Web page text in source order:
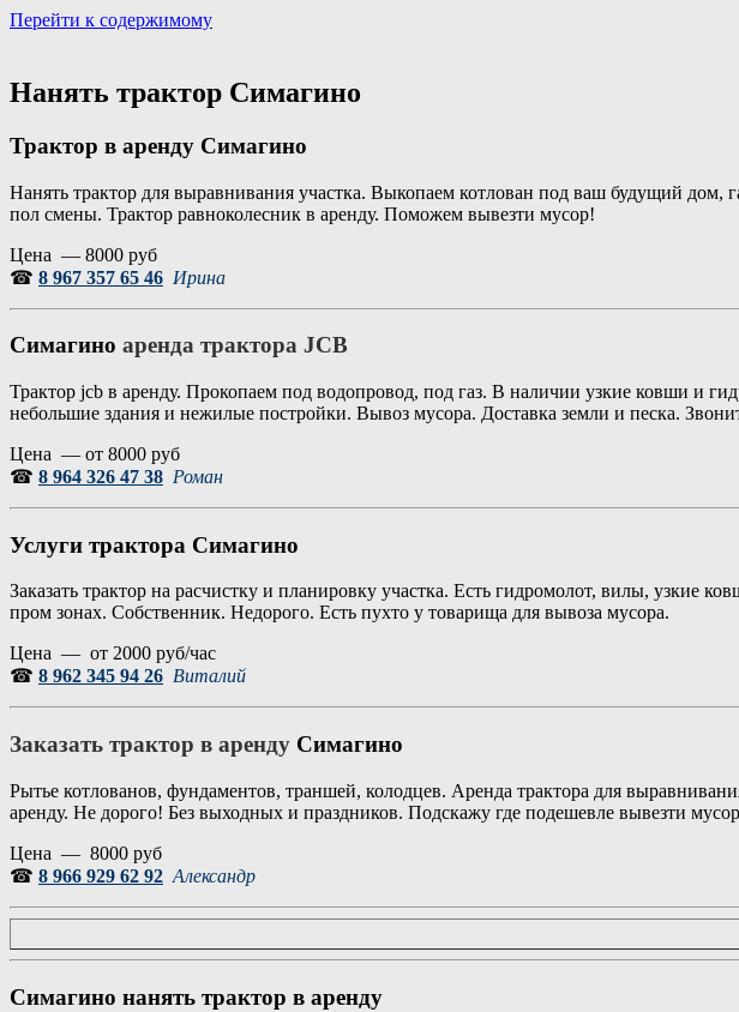
Перейти к содержимому
Нанять трактор Симагино
Трактор в аренду Симагино
Нанять трактор для выравнивания участка. Выкопаем котлован под ваш будущий
пол смены. Трактор равноколесник в аренду. Поможем вывезти мусор!
Цена — 8000 руб
☎ 8 967 357 65 46 Ирина
Симагино аренда трактора JCB
Трактор jcb в аренду. Прокопаем под водопровод, под газ. В наличии узкие ковши и
небольшие здания и нежилые постройки. Вывоз мусора. Доставка земли и песка.
Цена — от 8000 руб
☎ 8 964 326 47 38 Роман
Услуги трактора Симагино
Заказать трактор на расчистку и планировку участка. Есть гидромолот, вилы, узкие
пром зонах. Собственник. Недорого. Есть пухто у товарища для вывоза мусора.
Цена — от 2000 руб/час
☎ 8 962 345 94 26 Виталий
Заказать трактор в аренду Симагино
Рытье котлованов, фундаментов, траншей, колодцев. Аренда трактора для
аренду. Не дорого! Без выходных и праздников. Подскажу где подешевле вывезти
Цена — 8000 руб
☎ 8 966 929 62 92 Александр
Симагино нанять трактор в аренду